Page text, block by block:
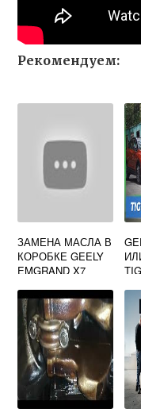
Рекомендуем:
ЗАМЕНА МАСЛА В
КОРОБКЕ GEELY
EMGRAND X7